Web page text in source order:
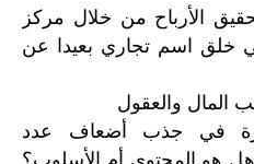
الأرباح من خلال مركز
خلق اسم تجاري بعيدا عن
المال والعقول
في جذب أضعاف عدد
هو المحتوى أم الأسلوب؟